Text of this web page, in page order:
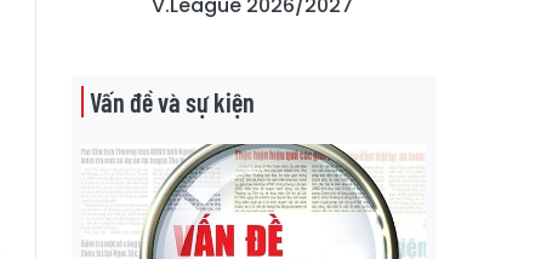
V.League 2026/2027
Vấn đề và sự kiện